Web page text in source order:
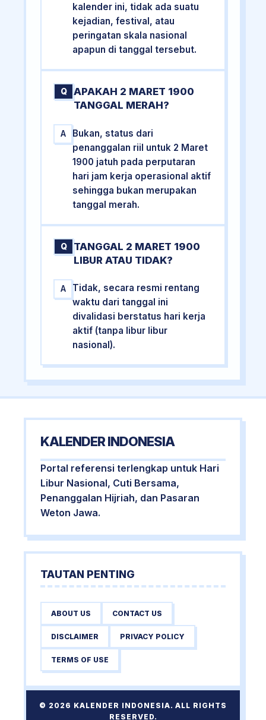
kalender ini, tidak ada suatu
kejadian, festival, atau
peringatan skala nasional
apapun di tanggal tersebut.
Q
APAKAH 2 MARET 1900
TANGGAL MERAH?
A
Bukan, status dari
penanggalan riil untuk 2 Maret
1900 jatuh pada perputaran
hari jam kerja operasional aktif
sehingga bukan merupakan
tanggal merah.
Q
TANGGAL 2 MARET 1900
LIBUR ATAU TIDAK?
A
Tidak, secara resmi rentang
waktu dari tanggal ini
divalidasi berstatus hari kerja
aktif (tanpa libur libur
nasional).
KALENDER INDONESIA
Portal referensi terlengkap untuk Hari
Libur Nasional, Cuti Bersama,
Penanggalan Hijriah, dan Pasaran
Weton Jawa.
TAUTAN PENTING
ABOUT US CONTACT US
DISCLAIMER PRIVACY POLICY
TERMS OF USE
© 2026 KALENDER INDONESIA. ALL RIGHTS
RESERVED.